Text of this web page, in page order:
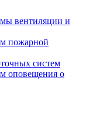
вентиляции и
пожарной
систем
оповещения о